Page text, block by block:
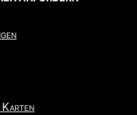
Karten